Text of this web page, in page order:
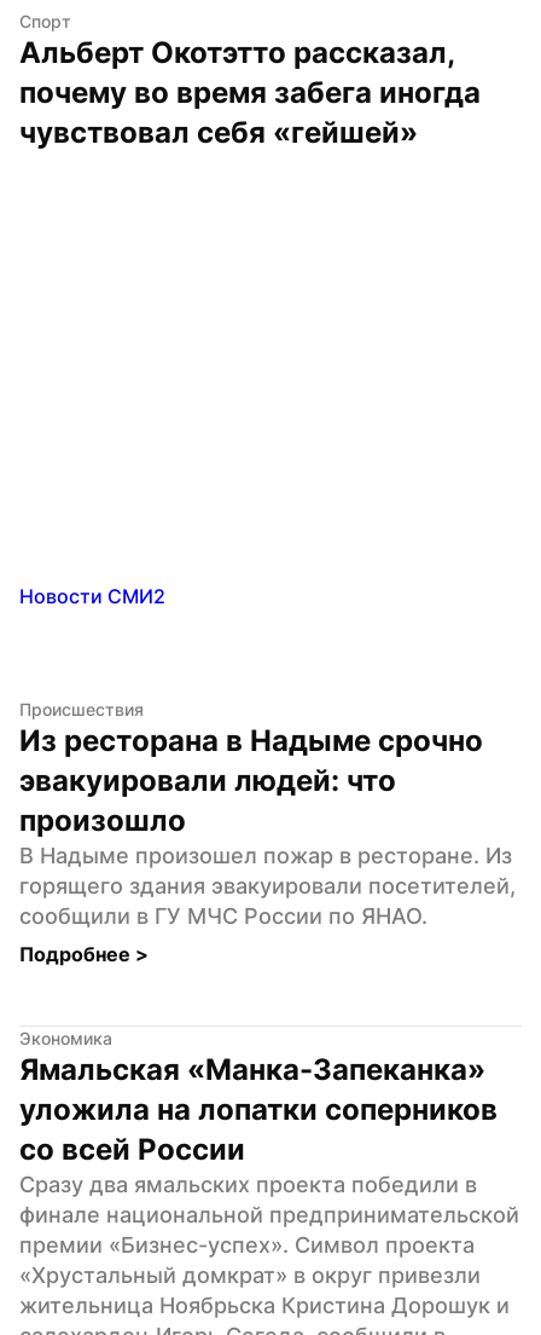
Спорт
Альберт Окотэтто рассказал,
почему во время забега иногда
чувствовал себя «гейшей»
Новости СМИ2
Происшествия
Из ресторана в Надыме срочно
эвакуировали людей: что
произошло
В Надыме произошел пожар в ресторане. Из
горящего здания эвакуировали посетителей,
сообщили в ГУ МЧС России по ЯНАО.
Подробнее >
Экономика
Ямальская «Манка-Запеканка»
уложила на лопатки соперников
со всей России
Сразу два ямальских проекта победили в
финале национальной предпринимательской
премии «Бизнес-успех». Символ проекта
«Хрустальный домкрат» в округ привезли
жительница Ноябрьска Кристина Дорошук и